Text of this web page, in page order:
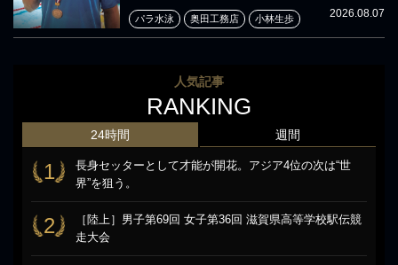
2026.08.07
パラ水泳 奥田工務店 小林生歩
人気記事
RANKING
24時間
1
長身セッターとして才能が開花。アジア4位の次は“世
界”を狙う。
2
［陸上］男子第69回 女子第36回 滋賀県高等学校駅伝競
走大会
週間